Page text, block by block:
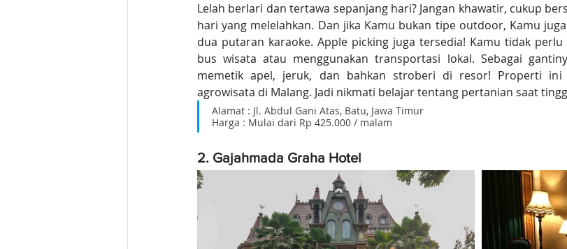
Lelah berlari dan tertawa sepanjang hari? Jangan khawatir, cukup
hari yang melelahkan. Dan jika Kamu bukan tipe outdoor, Kamu
dua putaran karaoke. Apple picking juga tersedia! Kamu tidak
bus wisata atau menggunakan transportasi lokal. Sebagai
memetik apel, jeruk, dan bahkan stroberi di resor! Properti ini
agrowisata di Malang. Jadi nikmati belajar tentang pertanian saat
Alamat : Jl. Abdul Gani Atas, Batu, Jawa Timur
Harga : Mulai dari Rp 425.000 / malam
2. Gajahmada Graha Hotel